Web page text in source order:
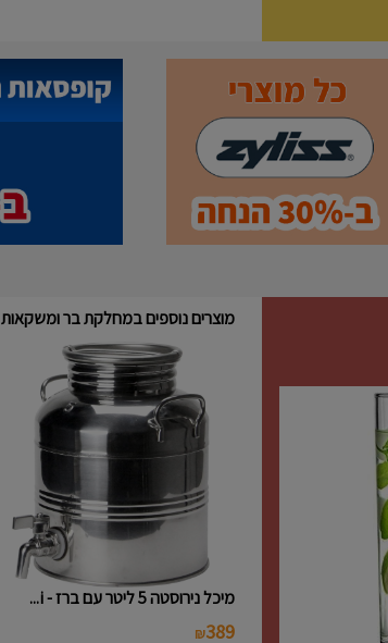
מוצרים נוספים במחלקת בר ומשקאות
מיכל נירוסטה 5 ליטר עם ברז - i...
389
₪